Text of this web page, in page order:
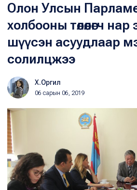
Олон Улсын
холбооны төлөөлөгч
шүүсэн асуудлаар
солилцжээ
Х.Оргил
06 сарын 06, 2019